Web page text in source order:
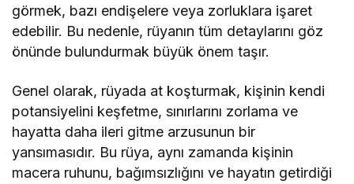
görmek, bazı endişelere veya zorluklara işaret
edebilir. Bu nedenle, rüyanın tüm detaylarını göz
önünde bulundurmak büyük önem taşır.
Genel olarak, rüyada at koşturmak, kişinin kendi
potansiyelini keşfetme, sınırlarını zorlama ve
hayatta daha ileri gitme arzusunun bir
yansımasıdır. Bu rüya, aynı zamanda kişinin
macera ruhunu, bağımsızlığını ve hayatın getirdiği